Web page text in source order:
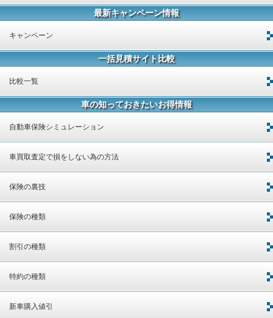
最新キャンペーン情報
キャンペーン
一括見積サイト比較
比較一覧
車の知っておきたいお得情報
自動車保険シミュレーション
車買取査定で損をしない為の方法
保険の裏技
保険の種類
割引の種類
特約の種類
新車購入値引